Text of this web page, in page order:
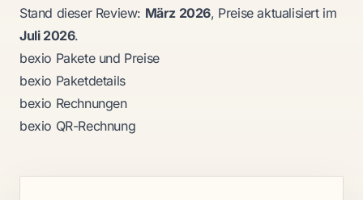
Stand dieser Review: März 2026, Preise aktualisiert im
Juli 2026.
bexio Pakete und Preise
bexio Paketdetails
bexio Rechnungen
bexio QR-Rechnung